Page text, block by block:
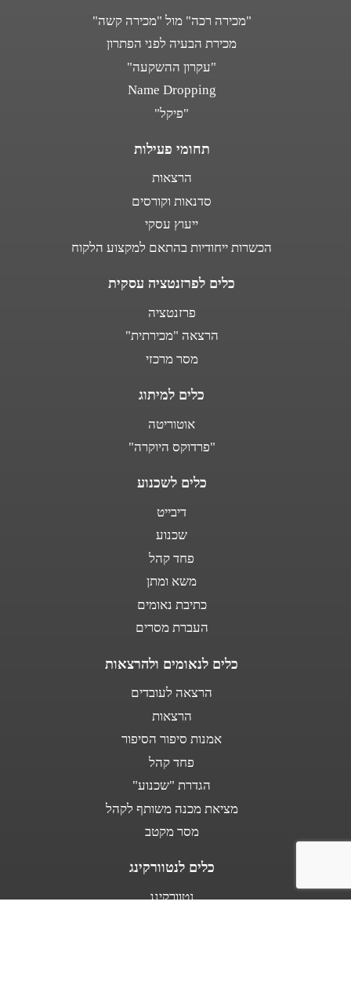
"מכירה רכה" מול "מכירה קשה"
מכירת הבעיה לפני הפתרון
"עקרון ההשקעה"
Name Dropping
"פיקל"
תחומי פעילות
הרצאות
סדנאות וקורסים
ייעוץ עסקי
הכשרות ייחודיות בהתאם למקצוע הלקוח
כלים לפרזנטציה עסקית
פרזנטציה
הרצאה "מכירתית"
מסר מרכזי
כלים למיתוג
אוטוריטה
"פרדוקס היוקרה"
כלים לשכנוע
דיבייט
שכנוע
פחד קהל
משא ומתן
כתיבת נאומים
העברת מסרים
כלים לנאומים ולהרצאות
הרצאה לעובדים
הרצאות
אמנות סיפור הסיפור
פחד קהל
הגדרת "שכנוע"
מציאת מכנה משותף לקהל
מסר מקטב
כלים לנטוורקינג
נטוורקינג